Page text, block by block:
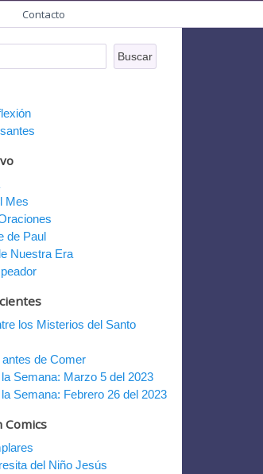
Contacto
Mes
de Paul
Nuestra Era
los Misterios del Santo
de Comer
Semana: Marzo 5 del 2023
Semana: Febrero 26 del 2023
Comics
del Niño Jesús